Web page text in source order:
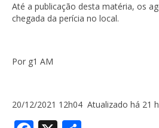
Até a publicação desta matéria, os
chegada da perícia no local.
Por g1 AM
20/12/2021 12h04 Atualizado há 21